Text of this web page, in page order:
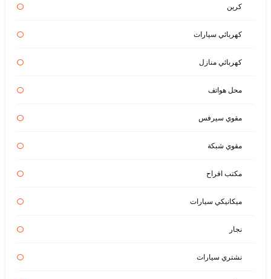
كرين
كهربائي سيارات
كهربائي منازل
محل هواتف
مقوي سيرفس
مقوي شبكة
مكتب افراح
ميكانيكي سيارات
نجار
نشتري سيارات